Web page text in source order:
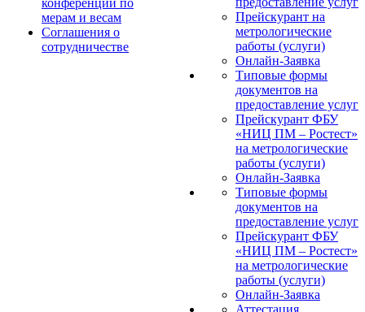
конференции по
мерам и весам
Соглашения о
сотрудничестве
Прейскурант на
метрологические
работы (услуги)
Онлайн-Заявка
Типовые формы
документов на
предоставление услуг
Прейскурант ФБУ
«НИЦ ПМ – Ростест»
на метрологические
работы (услуги)
Онлайн-Заявка
Типовые формы
документов на
предоставление услуг
Прейскурант ФБУ
«НИЦ ПМ – Ростест»
на метрологические
работы (услуги)
Онлайн-Заявка
Аттестация